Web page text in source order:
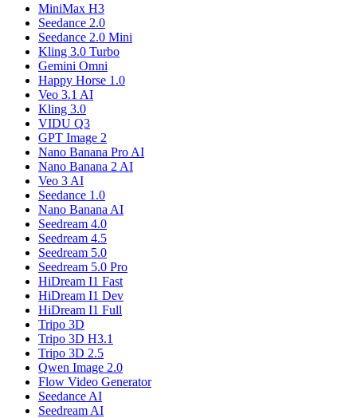
MiniMax H3
Seedance 2.0
Seedance 2.0 Mini
Kling 3.0 Turbo
Gemini Omni
Happy Horse 1.0
Veo 3.1 AI
Kling 3.0
VIDU Q3
GPT Image 2
Nano Banana Pro AI
Nano Banana 2 AI
Veo 3 AI
Seedance 1.0
Nano Banana AI
Seedream 4.0
Seedream 4.5
Seedream 5.0
Seedream 5.0 Pro
HiDream I1 Fast
HiDream I1 Dev
HiDream I1 Full
Tripo 3D
Tripo 3D H3.1
Tripo 3D 2.5
Qwen Image 2.0
Flow Video Generator
Seedance AI
Seedream AI